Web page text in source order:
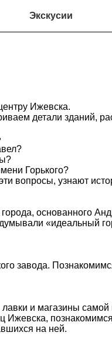
Экскусии
Ижевска.
детали зданий,
Горького?
вопросы, узнают
города, основанного
«идеальный
завода.
лавки и магазины
Ижевска,
на ней.